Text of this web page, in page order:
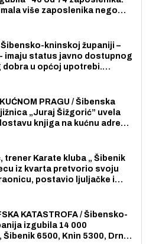
više zaposlenika nego
Šibensko-kninskoj županiji –
imaju status javno dostupnog
dobra u općoj upotrebi.
PRAGU / Šibenska
„Juraj Šižgorić” uvela
knjiga na kućnu adresu
trener Karate kluba „ Šibenik
iz kvarta pretvorio svoju
postavio ljuljačke i
KATASTROFA / Šibensko-
izgubila 14 000
6500, Knin 5300, Drniš